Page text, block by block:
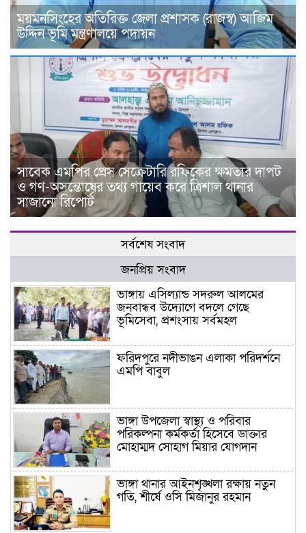
ময়মনসিংহের অতিরিক্ত জেলা প্রশাসক (রাজস্ব) আজিম
উদ্দিন ভূমি মন্ত্রণালয়ে পদায়ন
সাবেক এমপির প্রেস সেক্রেটারি রফিকের ক্ষমতার দাপট
ও গণ-অসন্তোষের তথ্য গায়েব করে ত্রিশাল থানার
সাজানো রিপোর্ট
সর্বশেষ সংবাদ
জনপ্রিয় সংবাদ
ভাঙ্গায় এসিল্যান্ড সদরুল আলমের
জনবান্ধব উদ্যোগে বদলে গেছে
ভূমিসেবা, প্রশংসায় সর্বমহল
ফরিদপুরে নদীভাঙন এলাকা পরিদর্শনে
এমপি বাবুল
ভাঙ্গা উপজেলা স্বাস্থ্য ও পরিবার
পরিকল্পনা কর্মকর্তা হিসেবে ডাক্তার
মোহাম্মদ সোহাগ মিয়ার যোগদান
ভাঙ্গা থানার আইনশৃঙ্খলা রক্ষায় নতুন
গতি, শীর্ষে ওসি মিজানুর রহমান